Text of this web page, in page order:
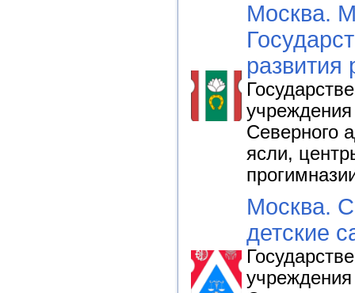
Москва.
развития
Северного
ясли,
Москва.
детские